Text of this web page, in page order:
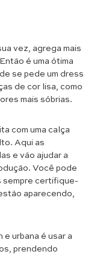
vez, agrega mais
é uma ótima
se pede um dress
de cor lisa, como
mais sóbrias.
com uma calça
Aqui as
e vão ajudar a
Você pode
sempre certifique-
aparecendo,
e urbana é usar a
prendendo